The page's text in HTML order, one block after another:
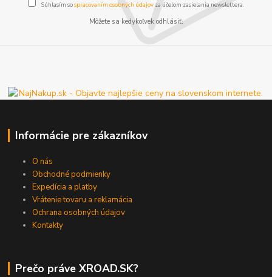
Súhlasím sospracovaním osobných údajov za účelom zasielania newslettera.
Môžete sa kedykoľvek odhlásiť.
Informácie pre zákazníkov
O nás
Obchodné podmienky
Expedícia a platby
Vrátenie tovaru a reklamácia
Ochrana osobných údajov
Kontakty
Prečo práve XROAD.SK?